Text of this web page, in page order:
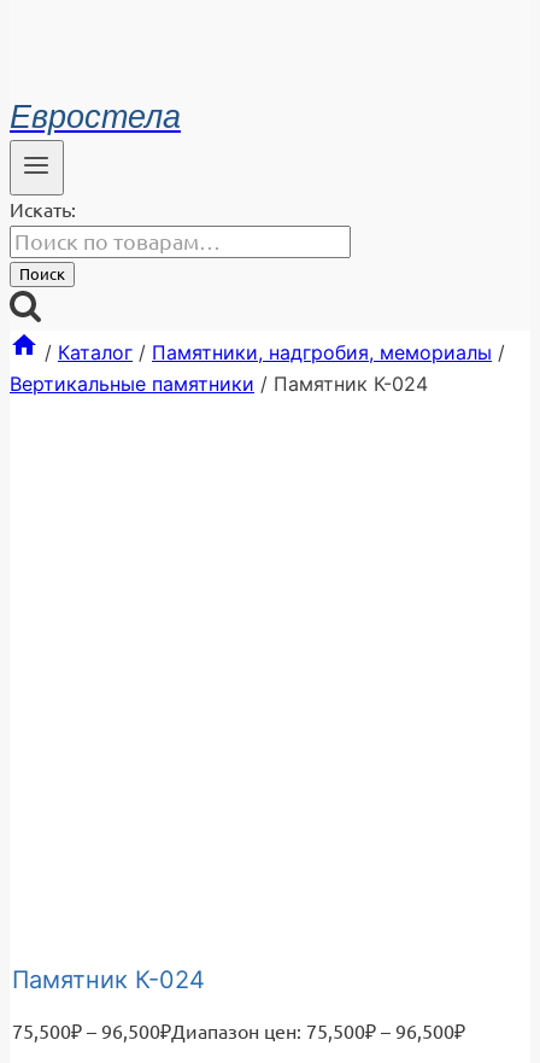
Евростела
Искать:
Поиск
/ Каталог / Памятники, надгробия, мемориалы /
Вертикальные памятники / Памятник К-024
Памятник К-024
75,500₽ – 96,500₽Диапазон цен: 75,500₽ – 96,500₽